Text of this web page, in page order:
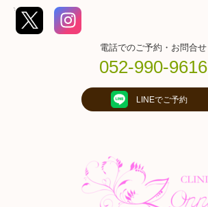
';
電話でのご予約・お問合せ
052-990-9616
LINEでご予約